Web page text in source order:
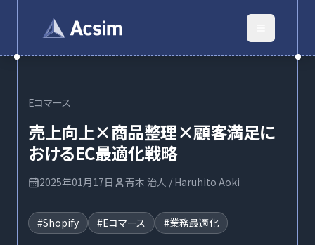
Eコマース
売上向上×商品整理×顧客満足に
おけるEC最適化戦略
2025年01月17日 青木 治人 / Haruhito Aoki
#Shopify #Eコマース #業務最適化